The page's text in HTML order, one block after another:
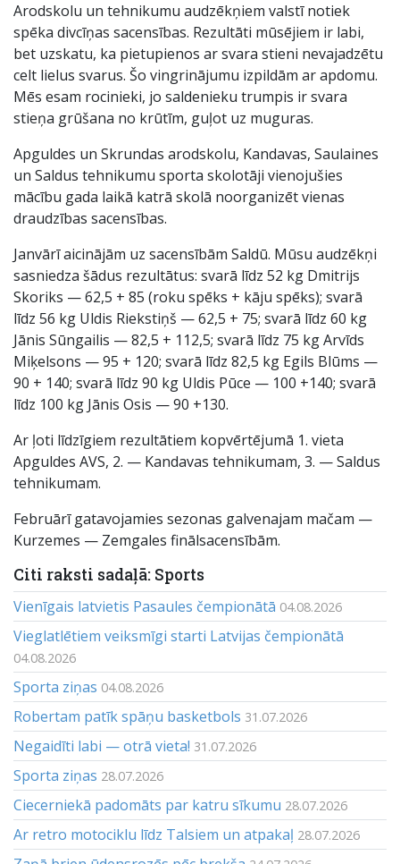
Arodskolu un tehnikumu audzēkņiem valstī notiek
spēka divcīņas sacensības. Rezultāti mūsējiem ir labi,
bet uzskatu, ka pietupienos ar svara stieni nevajadzētu
celt lielus svarus. Šo vingrinājumu izpildām ar apdomu.
Mēs esam rocinieki, jo saldenieku trumpis ir svara
stieņa grūšana no krūtīm, guļot uz muguras.
Apguldes un Skrundas arodskolu, Kandavas, Saulaines
un Saldus tehnikumu sporta skolotāji vienojušies
mācību gada laikā katrā skolā noorganizēt vienas
draudzības sacensības.
Janvārī aicinājām uz sacensībām Saldū. Mūsu audzēkņi
sasniedza šādus rezultātus: svarā līdz 52 kg Dmitrijs
Skoriks — 62,5 + 85 (roku spēks + kāju spēks); svarā
līdz 56 kg Uldis Riekstiņš — 62,5 + 75; svarā līdz 60 kg
Jānis Sūngailis — 82,5 + 112,5; svarā līdz 75 kg Arvīds
Miķelsons — 95 + 120; svarā līdz 82,5 kg Egils Blūms —
90 + 140; svarā līdz 90 kg Uldis Pūce — 100 +140; svarā
līdz 100 kg Jānis Osis — 90 +130.
Ar ļoti līdzīgiem rezultātiem kopvērtējumā 1. vieta
Apguldes AVS, 2. — Kandavas tehnikumam, 3. — Saldus
tehnikumam.
Februārī gatavojamies sezonas galvenajam mačam —
Kurzemes — Zemgales finālsacensībām.
Citi raksti sadaļā: Sports
Vienīgais latvietis Pasaules čempionātā 04.08.2026
Vieglatlētiem veiksmīgi starti Latvijas čempionātā
04.08.2026
Sporta ziņas 04.08.2026
Robertam patīk spāņu basketbols 31.07.2026
Negaidīti labi — otrā vieta! 31.07.2026
Sporta ziņas 28.07.2026
Ciecerniekā padomāts par katru sīkumu 28.07.2026
Ar retro motociklu līdz Talsiem un atpakaļ 28.07.2026